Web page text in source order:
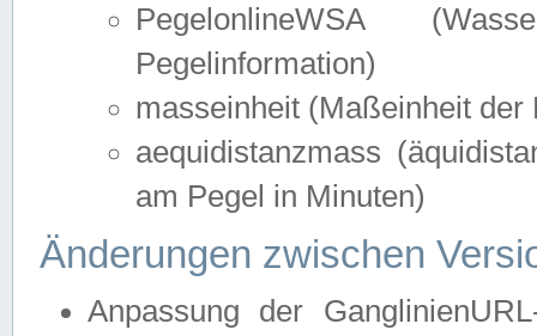
PegelonlineWSA
Pegelinformation)
masseinheit (Maßeinheit der
aequidistanzmass
am Pegel in Minuten)
Änderungen zwischen
Anpassung der